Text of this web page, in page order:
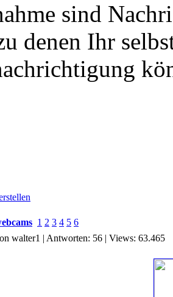
sind
denen Ihr
1 2 3 4 5 6
walter1 | Antworten: 56 | Views: 63.465